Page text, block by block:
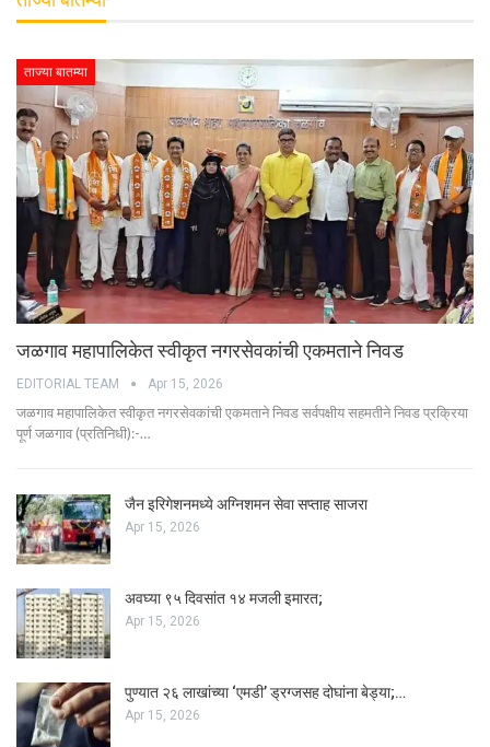
ताज्या बातम्या
जळगाव महापालिकेत स्वीकृत नगरसेवकांची एकमताने निवड
EDITORIAL TEAM Apr 15, 2026
जळगाव महापालिकेत स्वीकृत नगरसेवकांची एकमताने निवड सर्वपक्षीय सहमतीने निवड प्रक्रिया
पूर्ण जळगाव (प्रतिनिधी):-…
जैन इरिगेशनमध्ये अग्निशमन सेवा सप्ताह साजरा
Apr 15, 2026
अवघ्या ९५ दिवसांत १४ मजली इमारत;
Apr 15, 2026
पुण्यात २६ लाखांच्या ‘एमडी’ ड्रग्जसह दोघांना बेड्या;…
Apr 15, 2026